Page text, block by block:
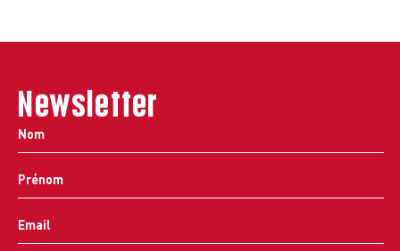
Newsletter